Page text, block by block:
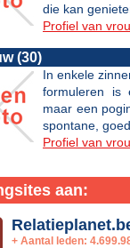
die kan
Profiel van
(30)
In enkele
formuleren is
maar een
spontane,
Profiel van
aan:
+ Aantal leden: